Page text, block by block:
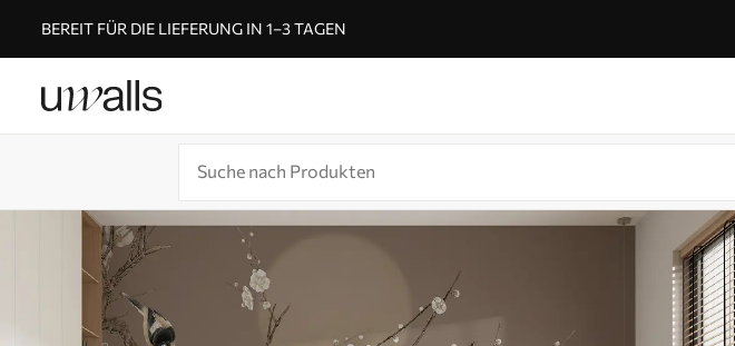
BEREIT FÜR DIE LIEFERUNG IN 1–3 TAGEN